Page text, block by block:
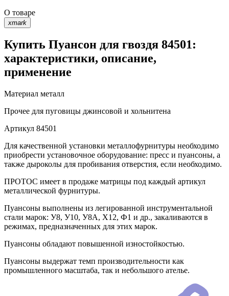
О товаре
xmark
Купить Пуансон для гвоздя 84501:
характеристики, описание,
применение
Материал металл
Прочее для пуговицы джинсовой и хольнитена
Артикул 84501
Для качественной установки металлофурнитуры необходимо
приобрести установочное оборудование: пресс и пуансоны, а
также дыроколы для пробивания отверстия, если необходимо.
ПРОТОС имеет в продаже матрицы под каждый артикул
металлической фурнитуры.
Пуансоны выполнены из легированной инструментальной
стали марок: У8, У10, У8А, Х12, Ф1 и др., закаливаются в
режимах, предназначенных для этих марок.
Пуансоны обладают повышенной изностойкостью.
Пуансоны выдержат темп производительности как
промышленного масштаба, так и небольшого ателье.